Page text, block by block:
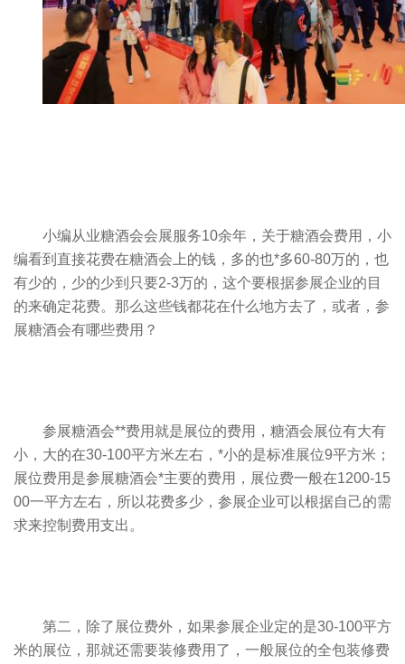
小编从业糖酒会会展服务10余年，关于糖酒会费用，小
编看到直接花费在糖酒会上的钱，多的也*多60-80万的，也
有少的，少的少到只要2-3万的，这个要根据参展企业的目
的来确定花费。那么这些钱都花在什么地方去了，或者，参
展糖酒会有哪些费用？
参展糖酒会**费用就是展位的费用，糖酒会展位有大有
小，大的在30-100平方米左右，*小的是标准展位9平方米；
展位费用是参展糖酒会*主要的费用，展位费一般在1200-15
00一平方左右，所以花费多少，参展企业可以根据自己的需
求来控制费用支出。
第二，除了展位费外，如果参展企业定的是30-100平方
米的展位，那就还需要装修费用了，一般展位的全包装修费